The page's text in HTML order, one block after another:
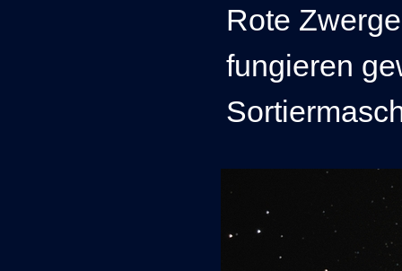
Rote
fungieren